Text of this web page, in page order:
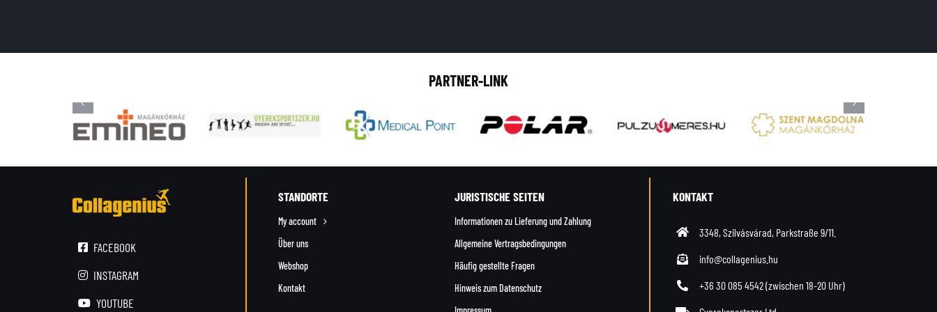
PARTNER-LINK
FACEBOOK
INSTAGRAM
YOUTUBE
STANDORTE
My account
Über uns
Webshop
Kontakt
JURISTISCHE SEITEN
Informationen zu Lieferung und Zahlung
Allgemeine Vertragsbedingungen
Häufig gestellte Fragen
Hinweis zum Datenschutz
KONTAKT
3348, Szilvásvárad, Parkstraße 9/11.
info@collagenius.hu
+36 30 085 4542(zwischen 18-20 Uhr)